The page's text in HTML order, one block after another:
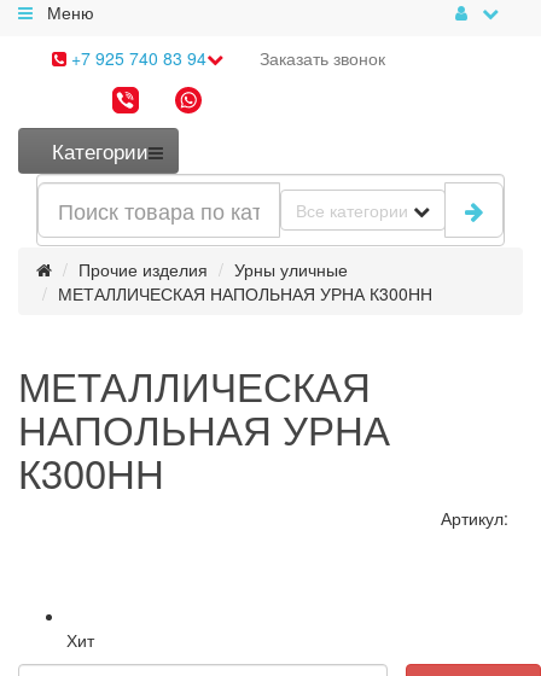
Меню
+7 925 740 83 94
Заказать звонок
Категории
Все категории
Прочие изделия
Урны уличные
МЕТАЛЛИЧЕСКАЯ НАПОЛЬНАЯ УРНА К300НН
МЕТАЛЛИЧЕСКАЯ
НАПОЛЬНАЯ УРНА
К300НН
Артикул:
Хит